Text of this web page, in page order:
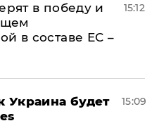
в победу и
в составе ЕС –
15:12
Украина будет
15:09